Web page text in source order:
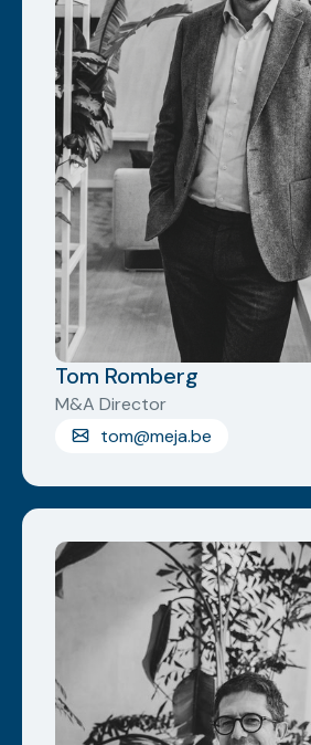
Tom Romberg
M&A Director
tom@meja.be